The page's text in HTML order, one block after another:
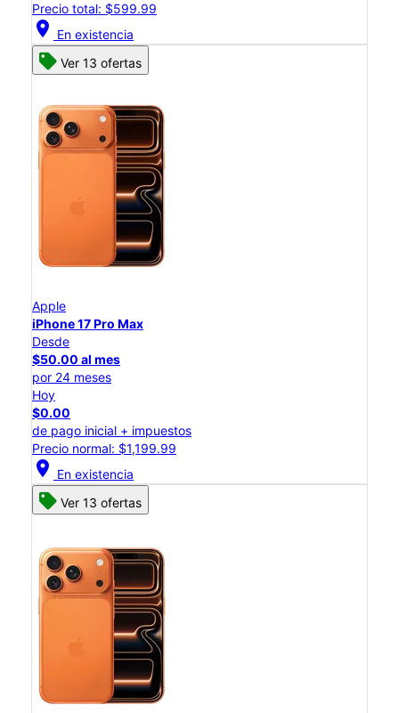
Precio total: $599.99
location_on En existencia
Ver 13 ofertas
Apple
iPhone 17 Pro Max
Desde
$50.00 al mes
por 24 meses
Hoy
$0.00
de pago inicial + impuestos
Precio normal: $1,199.99
location_on En existencia
Ver 13 ofertas